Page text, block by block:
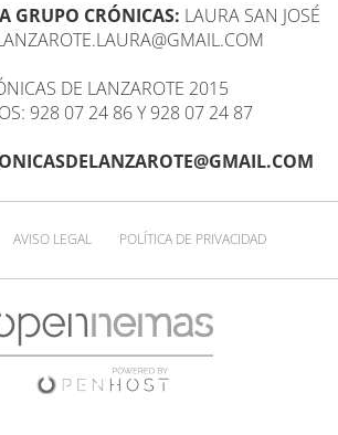
GRUPO CRÓNICAS: LAURA SAN JOSÉ
DE LANZAROTE 2015
928 07 24 86 Y 928 07 24 87
AVISO LEGAL POLÍTICA DE PRIVACIDAD